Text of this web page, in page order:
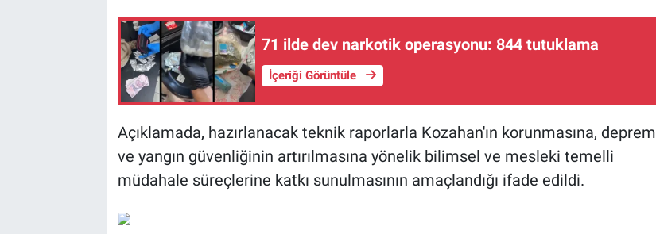
71 ilde dev narkotik operasyonu: 844 tutuklama
İçeriği Görüntüle
Açıklamada, hazırlanacak teknik raporlarla Kozahan'ın korunmasına, deprem
ve yangın güvenliğinin artırılmasına yönelik bilimsel ve mesleki temelli
müdahale süreçlerine katkı sunulmasının amaçlandığı ifade edildi.